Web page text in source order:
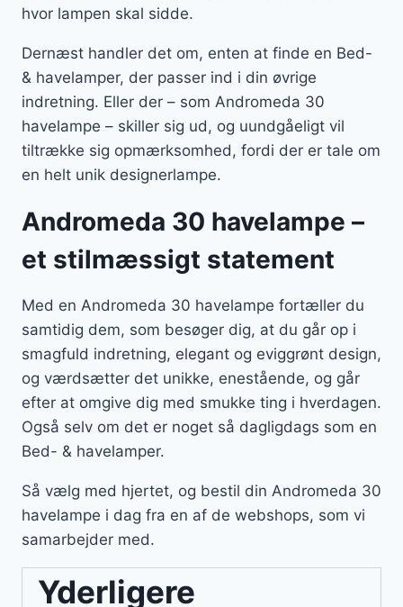
hvor lampen skal sidde.
Dernæst handler det om, enten at finde en Bed-
& havelamper, der passer ind i din øvrige
indretning. Eller der – som Andromeda 30
havelampe – skiller sig ud, og uundgåeligt vil
tiltrække sig opmærksomhed, fordi der er tale om
en helt unik designerlampe.
Andromeda 30 havelampe –
et stilmæssigt statement
Med en Andromeda 30 havelampe fortæller du
samtidig dem, som besøger dig, at du går op i
smagfuld indretning, elegant og eviggrønt design,
og værdsætter det unikke, enestående, og går
efter at omgive dig med smukke ting i hverdagen.
Også selv om det er noget så dagligdags som en
Bed- & havelamper.
Så vælg med hjertet, og bestil din Andromeda 30
havelampe i dag fra en af de webshops, som vi
samarbejder med.
Yderligere